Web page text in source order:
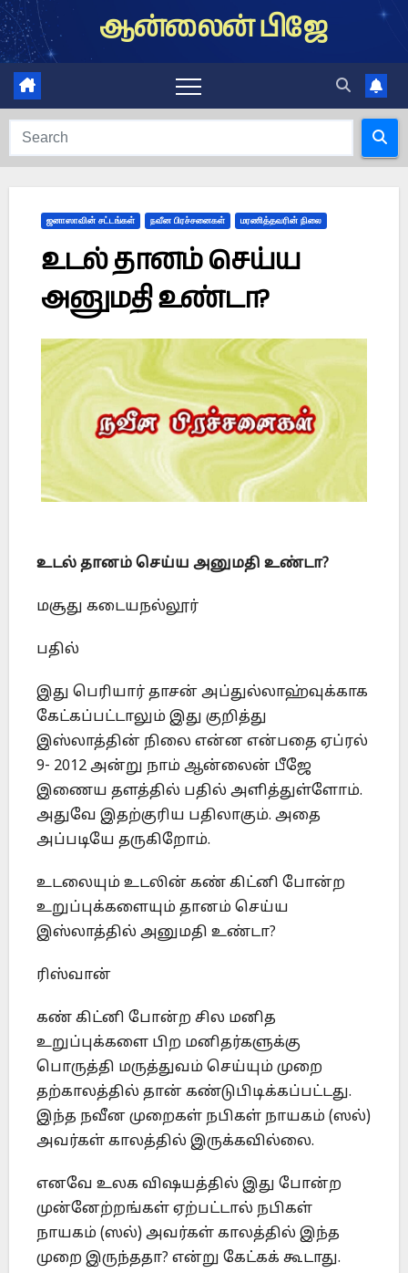
Skip
to
content
ஆன்லைன் பிஜே
ஜனாஸாவின் சட்டங்கள் நவீன பிரச்சனைகள் மரணித்தவரின் நிலை
உடல் தானம் செய்ய
அனுமதி உண்டா?
உடல் தானம் செய்ய அனுமதி உண்டா?
மசூது கடையநல்லூர்
பதில்
இது பெரியார் தாசன் அப்துல்லாஹ்வுக்காக
கேட்கப்பட்டாலும் இது குறித்து
இஸ்லாத்தின் நிலை என்ன என்பதை ஏப்ரல்
9- 2012 அன்று நாம் ஆன்லைன் பீஜே
இணைய தளத்தில் பதில் அளித்துள்ளோம்.
அதுவே இதற்குரிய பதிலாகும். அதை
அப்படியே தருகிறோம்.
உடலையும் உடலின் கண் கிட்னி போன்ற
உறுப்புக்களையும் தானம் செய்ய
இஸ்லாத்தில் அனுமதி உண்டா?
ரிஸ்வான்
கண் கிட்னி போன்ற சில மனித
உறுப்புக்களை பிற மனிதர்களுக்கு
பொருத்தி மருத்துவம் செய்யும் முறை
தற்காலத்தில் தான் கண்டுபிடிக்கப்பட்டது.
இந்த நவீன முறைகள் நபிகள் நாயகம் (ஸல்)
அவர்கள் காலத்தில் இருக்கவில்லை.
எனவே உலக விஷயத்தில் இது போன்ற
முன்னேற்றங்கள் ஏற்பட்டால் நபிகள்
நாயகம் (ஸல்) அவர்கள் காலத்தில் இந்த
முறை இருந்ததா? என்று கேட்கக் கூடாது.